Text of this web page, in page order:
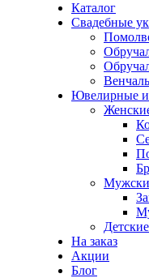
Каталог
Свадебные
Ювелирные
На заказ
Акции
Блог